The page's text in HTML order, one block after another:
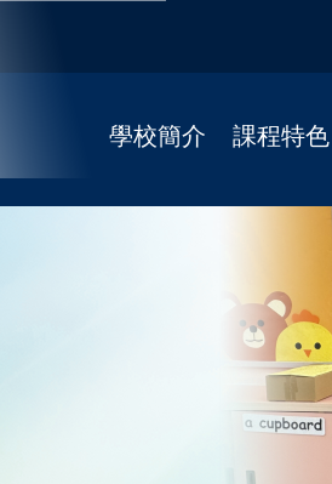
學校簡介
學校簡介
課程特色
課程特色
STREAM課
柴天正向教
靜觀課程
Fun Fun